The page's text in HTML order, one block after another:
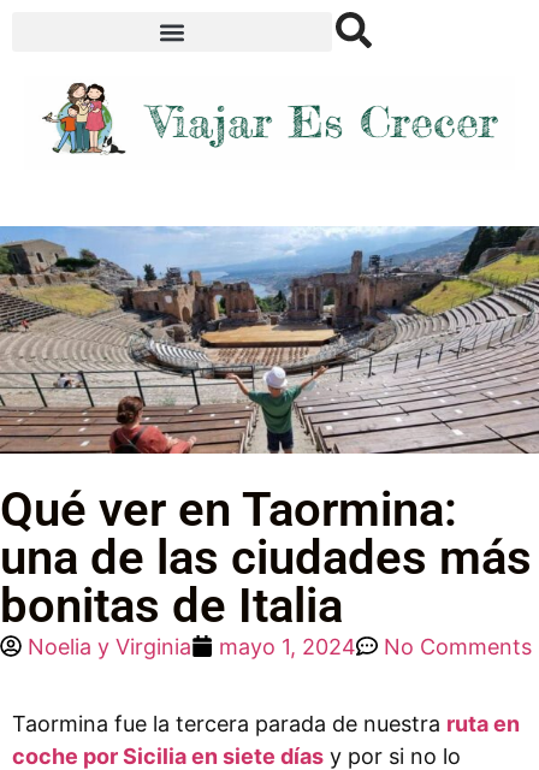
Qué ver en Taormina:
una de las ciudades más
bonitas de Italia
Noelia y Virginia mayo 1, 2024 No Comments
Taormina fue la tercera parada de nuestra ruta en
coche por Sicilia en siete días y por si no lo